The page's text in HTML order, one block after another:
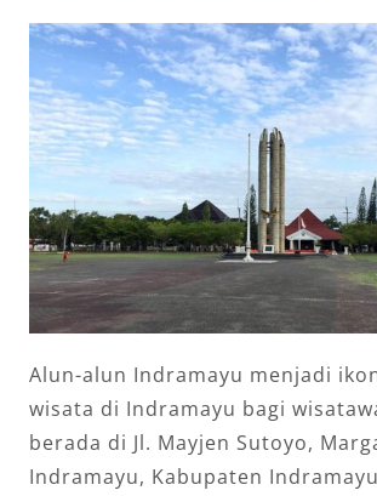
Alun-alun Indramayu menjadi
wisata di Indramayu bagi
berada di Jl. Mayjen Sutoyo,
Indramayu, Kabupaten